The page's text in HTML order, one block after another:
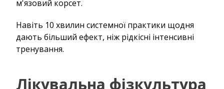
м'язовий корсет.
Навіть 10 хвилин системної практики щодня
дають більший ефект, ніж рідкісні інтенсивні
тренування.
Лікувальна фізкультура